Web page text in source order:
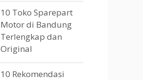
10 Toko Sparepart
Motor di Bandung
Terlengkap dan
Original
10 Rekomendasi